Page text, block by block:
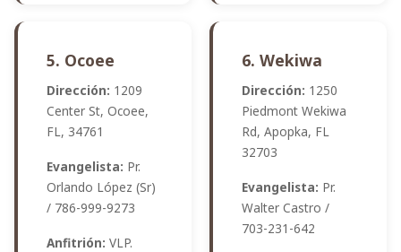
5. Ocoee
Dirección: 1209
Center St, Ocoee,
FL, 34761
Evangelista: Pr.
Orlando López (Sr)
/ 786-999-9273
Anfitrión: VLP.
6. Wekiwa
Dirección: 1250
Piedmont Wekiwa
Rd, Apopka, FL
32703
Evangelista: Pr.
Walter Castro /
703-231-642